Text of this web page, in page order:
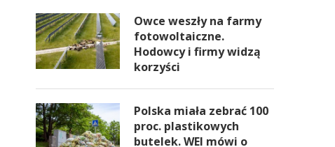
Owce weszły na farmy
fotowoltaiczne.
Hodowcy i firmy widzą
korzyści
Polska miała zebrać 100
proc. plastikowych
butelek. WEI mówi o